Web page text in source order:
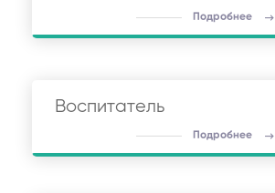
Подробнее
Воспитатель
Подробнее